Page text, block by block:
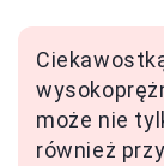
może nie
również